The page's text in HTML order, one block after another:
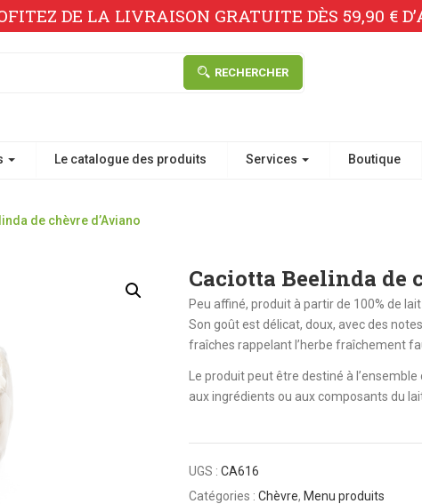
DE LA LIVRAISON GRATUITE DÈS 59,90 €
RECHERCHER
Le catalogue des produits Services Boutique
de chèvre d’Aviano
Caciotta Beelinda de
Peu affiné, produit à partir de 100% de
Son goût est délicat, doux, avec des
fraîches rappelant l’herbe fraîchement
Le produit peut être destiné à
aux ingrédients ou aux composants du
UGS : CA616
Catégories : Chèvre, Menu produits